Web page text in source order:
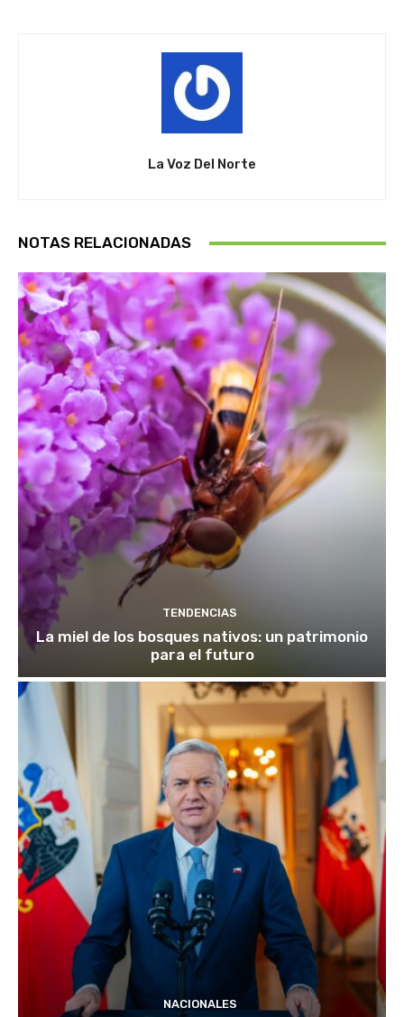
La Voz Del Norte
NOTAS RELACIONADAS
TENDENCIAS
La miel de los bosques nativos: un patrimonio
para el futuro
NACIONALES